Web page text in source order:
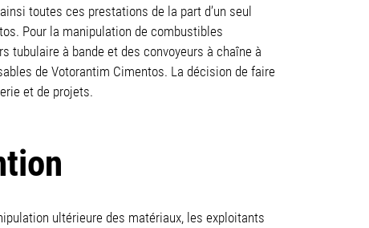
toutes ces prestations de la part d’un seul
Pour la manipulation de combustibles
tubulaire à bande et des convoyeurs à chaîne à
de Votorantim Cimentos. La décision de faire
et de projets.
ultérieure des matériaux, les exploitants